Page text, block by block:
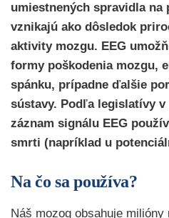
umiestnených spravidla na
vznikajú ako dôsledok
aktivity mozgu. EEG
formy poškodenia mozgu,
spánku, prípadne ďalšie
sústavy. Podľa legislatívy
záznam signálu EEG
smrti (napríklad u
Na čo sa používa?
Náš mozog obsahuje milióny